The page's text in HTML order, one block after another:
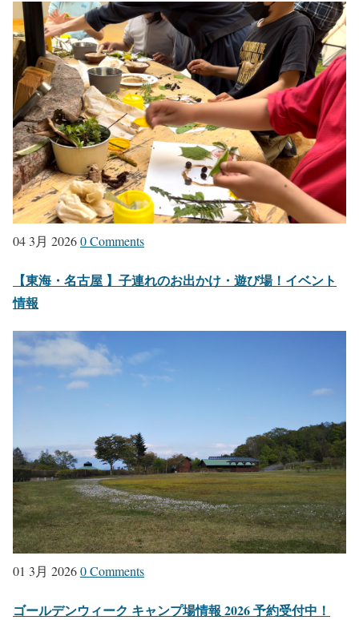
04 3月 20260 Comments
【東海・名古屋 】子連れのお出かけ・遊び場！イベント
情報
01 3月 20260 Comments
ゴールデンウィーク キャンプ場情報 2026 予約受付中！